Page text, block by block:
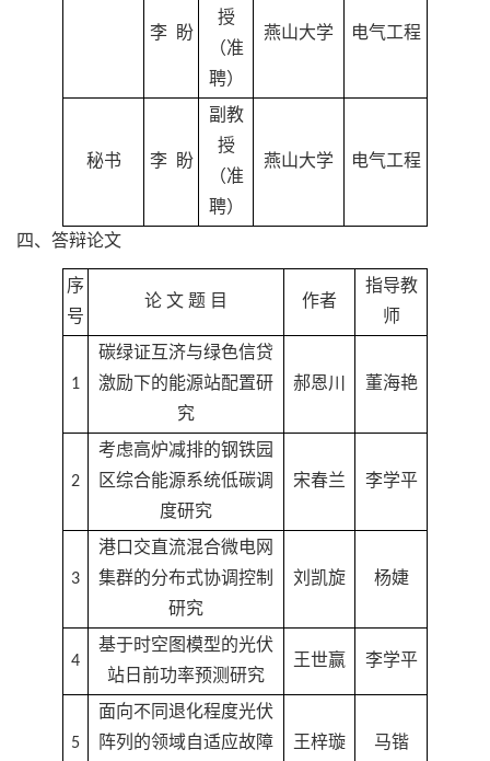
李 盼
授
（准
聘）
燕山大学 电气工程
秘书 李 盼
副教
授
（准
聘）
燕山大学 电气工程
四、答辩论文
序
号
论 文 题 目 作者
指导教
师
1
碳绿证互济与绿色信贷
激励下的能源站配置研
究
郝恩川 董海艳
2
考虑高炉减排的钢铁园
区综合能源系统低碳调
度研究
宋春兰 李学平
3
港口交直流混合微电网
集群的分布式协调控制
研究
刘凯旋 杨婕
4
基于时空图模型的光伏
站日前功率预测研究
王世赢 李学平
5
面向不同退化程度光伏
阵列的领域自适应故障
王梓璇 马锴